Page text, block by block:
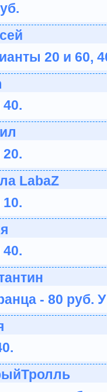
20 и 60,
40.
20.
LabaZ
10.
40.
- 80 руб.